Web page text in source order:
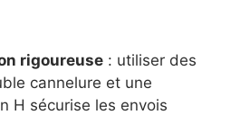
rigoureuse : utiliser des
cannelure et une
H sécurise les envois